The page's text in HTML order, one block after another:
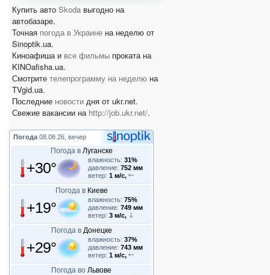
Купить авто Skoda выгодно на
автобазаре.
Точная погода в Украине на неделю от
Sinoptik.ua.
Киноафиша и все фильмы проката на
KINOafisha.ua.
Смотрите телепрограмму на неделю на
TVgid.ua.
Последние новости дня от ukr.net.
Свежие вакансии на http://job.ukr.net/.
Погода 08.08.26, вечер
Погода в Луганске
+30° влажность: 31%
давление: 752 мм
ветер: 1 м/с,
Погода в Киеве
+19° влажность: 75%
давление: 749 мм
ветер: 3 м/с,
Погода в Донецке
+29° влажность: 37%
давление: 743 мм
ветер: 1 м/с,
Погода во Львове